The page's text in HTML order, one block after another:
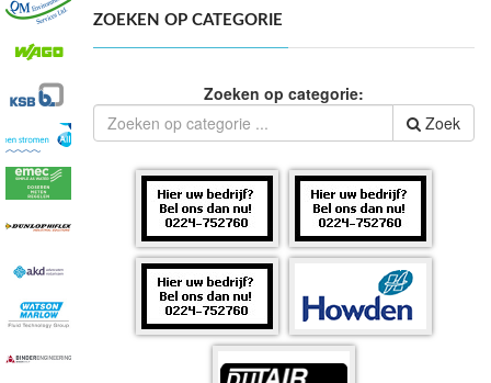
ZOEKEN OP CATEGORIE
Zoeken op categorie:
Zoek